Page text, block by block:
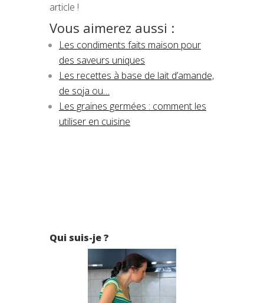
article !
Vous aimerez aussi :
Les condiments faits maison pour
des saveurs uniques
Les recettes à base de lait d’amande,
de soja ou…
Les graines germées : comment les
utiliser en cuisine
Qui suis-je ?